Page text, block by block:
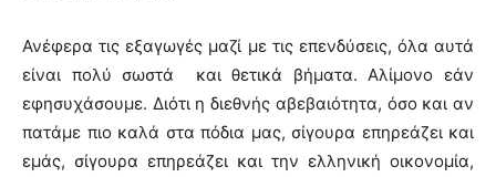
Ανέφερα τις εξαγωγές μαζί με τις επενδύσεις, όλα αυτά
είναι πολύ σωστά και θετικά βήματα. Αλίμονο εάν
εφησυχάσουμε. Διότι η διεθνής αβεβαιότητα, όσο και αν
πατάμε πιο καλά στα πόδια μας, σίγουρα επηρεάζει και
εμάς, σίγουρα επηρεάζει και την ελληνική οικονομία,